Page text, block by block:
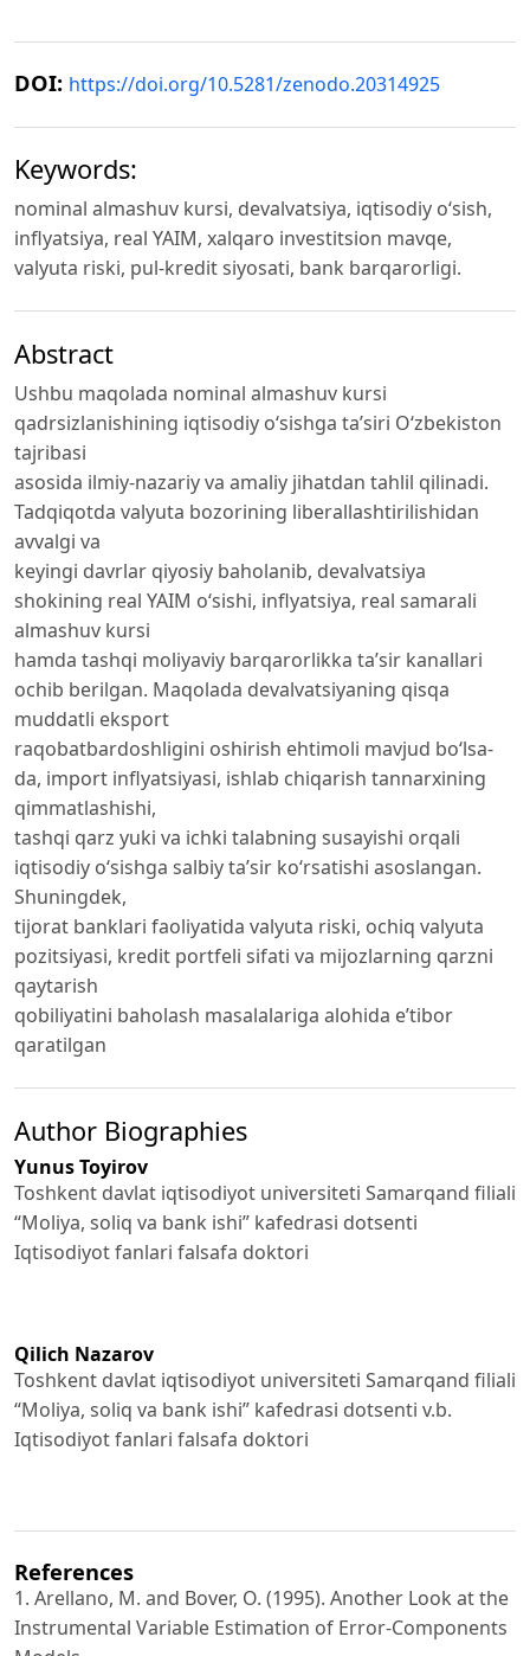
DOI: https://doi.org/10.5281/zenodo.20314925
Keywords:
nominal almashuv kursi, devalvatsiya, iqtisodiy o‘sish,
inflyatsiya, real YAIM, xalqaro investitsion mavqe,
valyuta riski, pul-kredit siyosati, bank barqarorligi.
Abstract
Ushbu maqolada nominal almashuv kursi
qadrsizlanishining iqtisodiy o‘sishga ta’siri O‘zbekiston
tajribasi
asosida ilmiy-nazariy va amaliy jihatdan tahlil qilinadi.
Tadqiqotda valyuta bozorining liberallashtirilishidan
avvalgi va
keyingi davrlar qiyosiy baholanib, devalvatsiya
shokining real YAIM o‘sishi, inflyatsiya, real samarali
almashuv kursi
hamda tashqi moliyaviy barqarorlikka ta’sir kanallari
ochib berilgan. Maqolada devalvatsiyaning qisqa
muddatli eksport
raqobatbardoshligini oshirish ehtimoli mavjud bo‘lsa-
da, import inflyatsiyasi, ishlab chiqarish tannarxining
qimmatlashishi,
tashqi qarz yuki va ichki talabning susayishi orqali
iqtisodiy o‘sishga salbiy ta’sir ko‘rsatishi asoslangan.
Shuningdek,
tijorat banklari faoliyatida valyuta riski, ochiq valyuta
pozitsiyasi, kredit portfeli sifati va mijozlarning qarzni
qaytarish
qobiliyatini baholash masalalariga alohida e’tibor
qaratilgan
Author Biographies
Yunus Toyirov
Toshkent davlat iqtisodiyot universiteti Samarqand filiali
“Moliya, soliq va bank ishi” kafedrasi dotsenti
Iqtisodiyot fanlari falsafa doktori
Qilich Nazarov
Toshkent davlat iqtisodiyot universiteti Samarqand filiali
“Moliya, soliq va bank ishi” kafedrasi dotsenti v.b.
Iqtisodiyot fanlari falsafa doktori
References
1. Arellano, M. and Bover, O. (1995). Another Look at the
Instrumental Variable Estimation of Error-Components